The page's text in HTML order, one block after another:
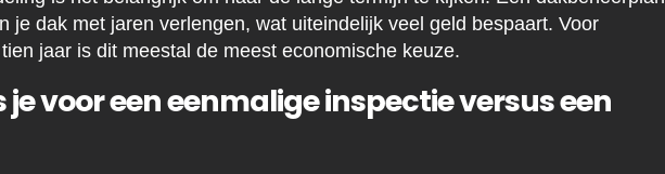
je dak met jaren verlengen, wat uiteindelijk veel geld bespaart. Voor
jaar is dit meestal de meest economische keuze.
je voor een eenmalige inspectie versus een